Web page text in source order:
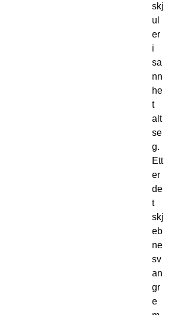
skj
ul
er
i
sa
nn
he
t
alt
se
g.
Ett
er
de
t
skj
eb
ne
sv
an
gr
e